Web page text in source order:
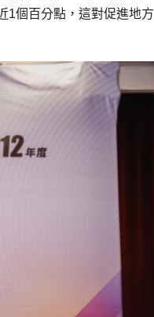
1個百分點，這對促進地方